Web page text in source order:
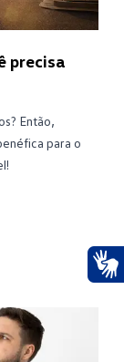
precisa
Então,
para o